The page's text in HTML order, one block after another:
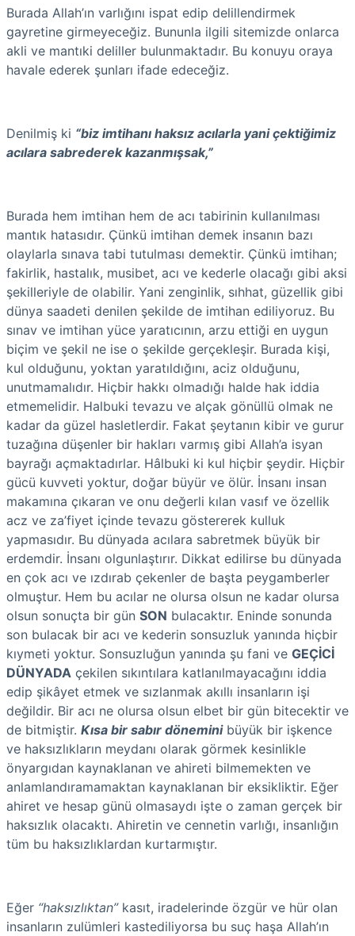
Burada Allah’ın varlığını ispat edip delillendirmek
gayretine girmeyeceğiz. Bununla ilgili sitemizde onlarca
akli ve mantıki deliller bulunmaktadır. Bu konuyu oraya
havale ederek şunları ifade edeceğiz.
Denilmiş ki “biz imtihanı haksız acılarla yani çektiğimiz
acılara sabrederek kazanmışsak,”
Burada hem imtihan hem de acı tabirinin kullanılması
mantık hatasıdır. Çünkü imtihan demek insanın bazı
olaylarla sınava tabi tutulması demektir. Çünkü imtihan;
fakirlik, hastalık, musibet, acı ve kederle olacağı gibi aksi
şekilleriyle de olabilir. Yani zenginlik, sıhhat, güzellik gibi
dünya saadeti denilen şekilde de imtihan ediliyoruz. Bu
sınav ve imtihan yüce yaratıcının, arzu ettiği en uygun
biçim ve şekil ne ise o şekilde gerçekleşir. Burada kişi,
kul olduğunu, yoktan yaratıldığını, aciz olduğunu,
unutmamalıdır. Hiçbir hakkı olmadığı halde hak iddia
etmemelidir. Halbuki tevazu ve alçak gönüllü olmak ne
kadar da güzel hasletlerdir. Fakat şeytanın kibir ve gurur
tuzağına düşenler bir hakları varmış gibi Allah’a isyan
bayrağı açmaktadırlar. Hâlbuki ki kul hiçbir şeydir. Hiçbir
gücü kuvveti yoktur, doğar büyür ve ölür. İnsanı insan
makamına çıkaran ve onu değerli kılan vasıf ve özellik
acz ve za’fiyet içinde tevazu göstererek kulluk
yapmasıdır. Bu dünyada acılara sabretmek büyük bir
erdemdir. İnsanı olgunlaştırır. Dikkat edilirse bu dünyada
en çok acı ve ızdırab çekenler de başta peygamberler
olmuştur. Hem bu acılar ne olursa olsun ne kadar olursa
olsun sonuçta bir gün SON bulacaktır. Eninde sonunda
son bulacak bir acı ve kederin sonsuzluk yanında hiçbir
kıymeti yoktur. Sonsuzluğun yanında şu fani ve GEÇİCİ
DÜNYADA çekilen sıkıntılara katlanılmayacağını iddia
edip şikâyet etmek ve sızlanmak akıllı insanların işi
değildir. Bir acı ne olursa olsun elbet bir gün bitecektir ve
de bitmiştir. Kısa bir sabır döneminibüyük bir işkence
ve haksızlıkların meydanı olarak görmek kesinlikle
önyargıdan kaynaklanan ve ahireti bilmemekten ve
anlamlandıramamaktan kaynaklanan bir eksikliktir. Eğer
ahiret ve hesap günü olmasaydı işte o zaman gerçek bir
haksızlık olacaktı. Ahiretin ve cennetin varlığı, insanlığın
tüm bu haksızlıklardan kurtarmıştır.
Eğer “haksızlıktan”kasıt, iradelerinde özgür ve hür olan
insanların zulümleri kastediliyorsa bu suç haşa Allah’ın